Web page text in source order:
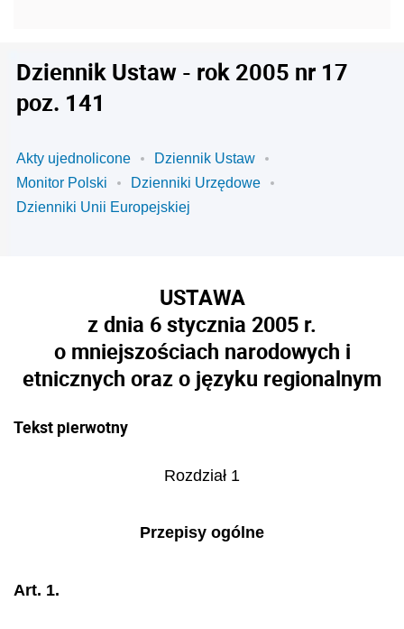
Dziennik Ustaw - rok 2005 nr 17
poz. 141
Akty ujednolicone
Dziennik Ustaw
Monitor Polski
Dzienniki Urzędowe
Dzienniki Unii Europejskiej
USTAWA
z dnia 6 stycznia 2005 r.
o mniejszościach narodowych i
etnicznych oraz o języku regionalnym
Tekst pierwotny
Rozdział 1
Przepisy ogólne
Art. 1.